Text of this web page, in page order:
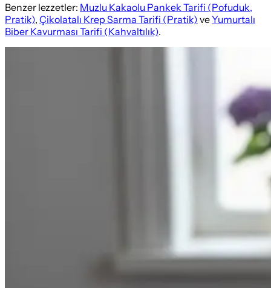
Benzer lezzetler: Muzlu Kakaolu Pankek Tarifi (Pofuduk,
Pratik), Çikolatalı Krep Sarma Tarifi (Pratik) veYumurtalı
Biber Kavurması Tarifi (Kahvaltılık).